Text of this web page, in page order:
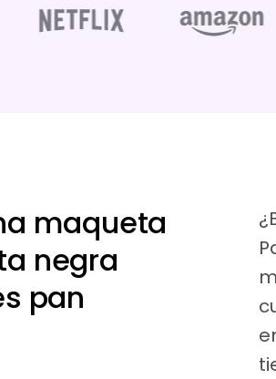
maqueta
negra
pan